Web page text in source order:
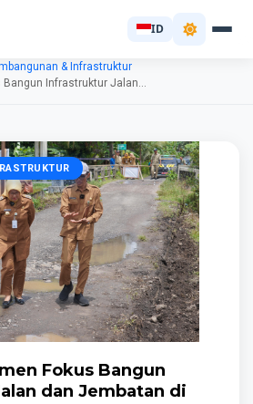
ID
& Infrastruktur
Bangun Infrastruktur Jalan...
Fokus Bangun
dan Jembatan di